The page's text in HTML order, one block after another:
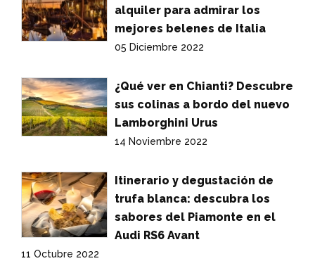
alquiler para admirar los
mejores belenes de Italia
05 Diciembre 2022
¿Qué ver en Chianti? Descubre
sus colinas a bordo del nuevo
Lamborghini Urus
14 Noviembre 2022
Itinerario y degustación de
trufa blanca: descubra los
sabores del Piamonte en el
Audi RS6 Avant
11 Octubre 2022